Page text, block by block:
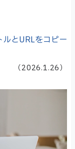
とURLをコピー
（2026.1.26）